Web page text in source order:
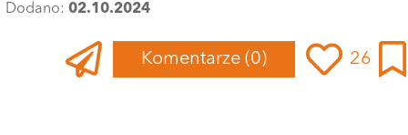
Dodano: 02.10.2024
Komentarze (0) 26